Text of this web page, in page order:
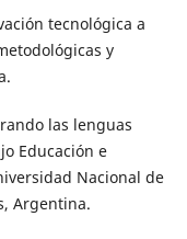
tecnológica a
y
las lenguas
Educación e
Nacional de
Argentina.